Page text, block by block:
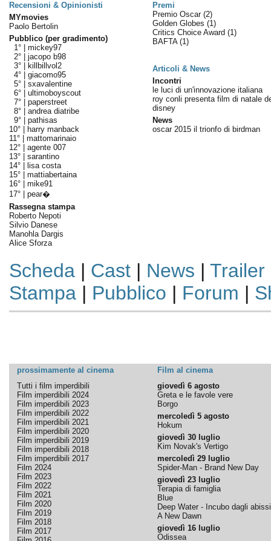
Recensioni & Opinionisti
Premi
MYmovies
Paolo Bertolin
Pubblico (per gradimento)
1° | mickey97
2° | jacopo b98
3° |
killbillvol2
4° | giacomo95
5° | sxavalentine
6° | ultimoboyscout
7° | paperstreet
8° | andrea diatribe
9° | pathisas
10° |
harry manback
11° | mattomarinaio
12° | agente 007
13° | sarantino
14° |
lisa costa
15° | mattiabertaina
16° | mike91
17° | pear�
Rassegna stampa
Roberto Nepoti
Silvio Danese
Manohla Dargis
Alice Sforza
Premio Oscar (2)
Golden Globes (1)
Critics Choice Award (1)
BAFTA (1)
Articoli & News
Incontri
le luci di un'innovazione italiana
roy conli presenta film di natale
disney
News
oscar 2015 il trionfo di birdman
Scheda| Cast| News | Trailer
Stampa| Pubblico | Forum |
prossimamente al cinema
Film al cinema
Tutti i film imperdibili
Film imperdibili 2024
Film imperdibili 2023
Film imperdibili 2022
Film imperdibili 2021
Film imperdibili 2020
Film imperdibili 2019
Film imperdibili 2018
Film imperdibili 2017
Film 2024
Film 2023
Film 2022
Film 2021
Film 2020
Film 2019
Film 2018
Film 2017
giovedì 6 agosto
Greta e le favole vere
Borgo
mercoledì 5 agosto
Hokum
giovedì 30 luglio
Kim Novak's Vertigo
mercoledì 29 luglio
Spider-Man - Brand New Day
giovedì 23 luglio
Terapia di famiglia
Blue
Deep Water - Incubo dagli abissi
A New Dawn
giovedì 16 luglio
Odissea